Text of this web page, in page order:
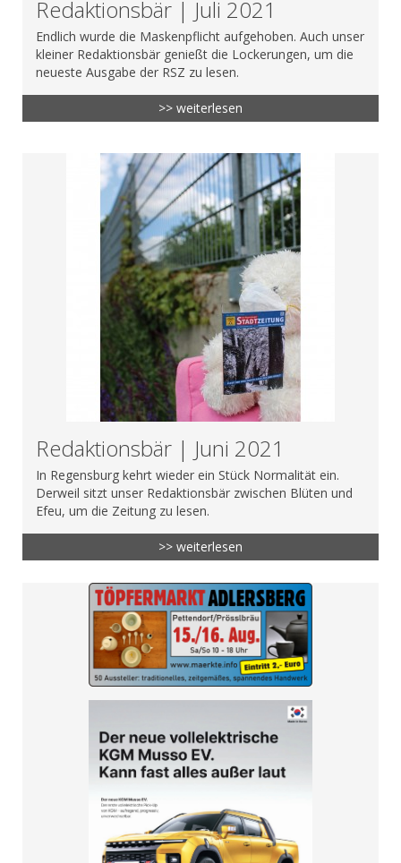
Redaktionsbär | Juli 2021
Endlich wurde die Maskenpflicht aufgehoben. Auch unser
kleiner Redaktionsbär genießt die Lockerungen, um die
neueste Ausgabe der RSZ zu lesen.
>> weiterlesen
Redaktionsbär | Juni 2021
In Regensburg kehrt wieder ein Stück Normalität ein.
Derweil sitzt unser Redaktionsbär zwischen Blüten und
Efeu, um die Zeitung zu lesen.
>> weiterlesen